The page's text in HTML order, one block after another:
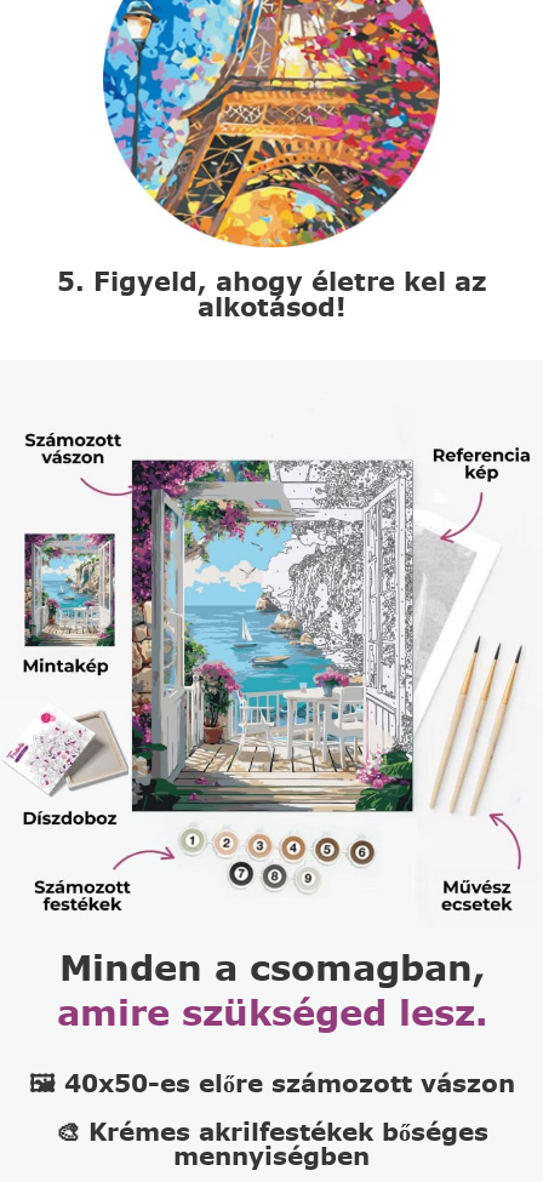
5. Figyeld, ahogy életre kel az
alkotásod!
Minden a csomagban,
amire szükséged lesz.
🖼️ 40x50-es előre számozott vászon
🎨 Krémes akrilfestékek bőséges
mennyiségben